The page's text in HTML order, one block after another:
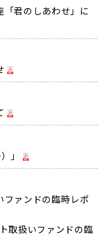
「君のしあわせ」に
」
ファンドの臨時レポ
取扱いファンドの臨